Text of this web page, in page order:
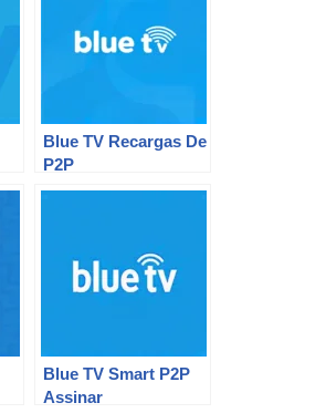
Blue TV Recargas De
P2P
Blue TV Smart P2P
Assinar